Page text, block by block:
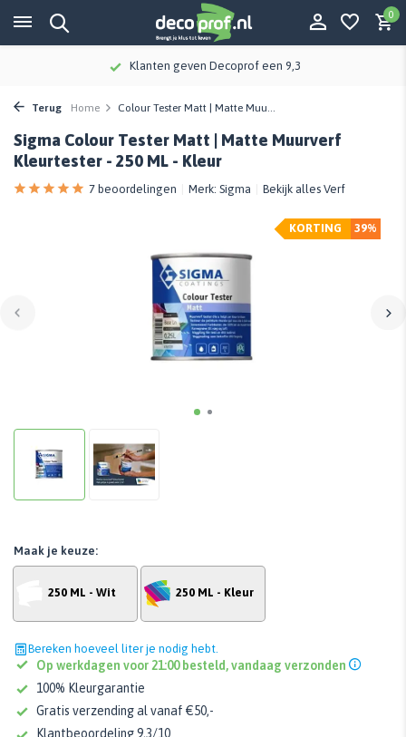
0
Klanten geven Decoprof een 9,3
Terug Home Colour Tester Matt | Matte Muu...
Sigma Colour Tester Matt | Matte Muurverf
Kleurtester - 250 ML - Kleur
7 beoordelingen Merk: Sigma Bekijk alles Verf
39%
KORTING
250 ML - Wit 250 ML - Kleur
Maak je keuze:
Bereken hoeveel liter je nodig hebt.
Op werkdagen voor 21:00 besteld, vandaag verzonden
100% Kleurgarantie
Gratis verzending al vanaf €50,-
Klantbeoordeling 9,3/10